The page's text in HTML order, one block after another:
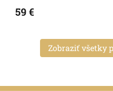
59 €
Zobraziť všetky